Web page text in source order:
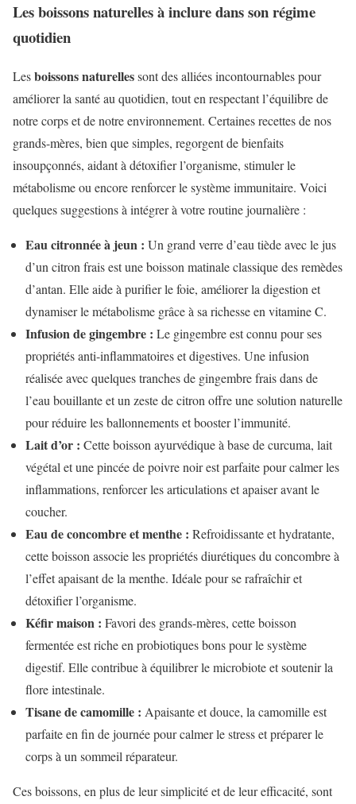
Les boissons naturelles à inclure dans son régime
quotidien
Lesboissons naturellessont des alliées incontournables pour
améliorer la santé au quotidien, tout en respectant l’équilibre de
notre corps et de notre environnement. Certaines recettes de nos
grands-mères, bien que simples, regorgent de bienfaits
insoupçonnés, aidant à détoxifier l’organisme, stimuler le
métabolisme ou encore renforcer le système immunitaire. Voici
quelques suggestions à intégrer à votre routine journalière :
Eau citronnée à jeun : Un grand verre d’eau tiède avec le jus
d’un citron frais est une boisson matinale classique des remèdes
d’antan. Elle aide à purifier le foie, améliorer la digestion et
dynamiser le métabolisme grâce à sa richesse en vitamine C.
Infusion de gingembre : Le gingembre est connu pour ses
propriétés anti-inflammatoires et digestives. Une infusion
réalisée avec quelques tranches de gingembre frais dans de
l’eau bouillante et un zeste de citron offre une solution naturelle
pour réduire les ballonnements et booster l’immunité.
Lait d’or : Cette boisson ayurvédique à base de curcuma, lait
végétal et une pincée de poivre noir est parfaite pour calmer les
inflammations, renforcer les articulations et apaiser avant le
coucher.
Eau de concombre et menthe : Refroidissante et hydratante,
cette boisson associe les propriétés diurétiques du concombre à
l’effet apaisant de la menthe. Idéale pour se rafraîchir et
détoxifier l’organisme.
Kéfir maison : Favori des grands-mères, cette boisson
fermentée est riche en probiotiques bons pour le système
digestif. Elle contribue à équilibrer le microbiote et soutenir la
flore intestinale.
Tisane de camomille : Apaisante et douce, la camomille est
parfaite en fin de journée pour calmer le stress et préparer le
corps à un sommeil réparateur.
Ces boissons, en plus de leur simplicité et de leur efficacité, sont